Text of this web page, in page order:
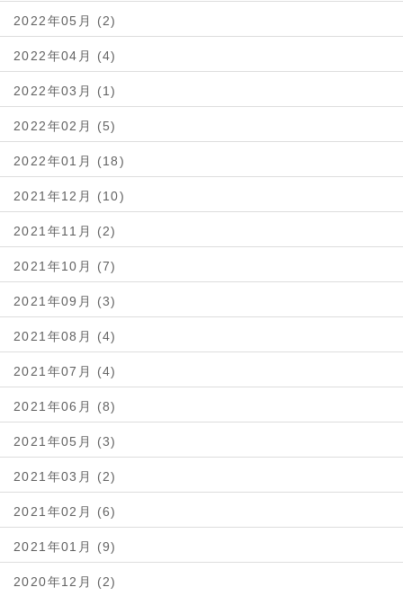
2022年05月 (2)
2022年04月 (4)
2022年03月 (1)
2022年02月 (5)
2022年01月 (18)
2021年12月 (10)
2021年11月 (2)
2021年10月 (7)
2021年09月 (3)
2021年08月 (4)
2021年07月 (4)
2021年06月 (8)
2021年05月 (3)
2021年03月 (2)
2021年02月 (6)
2021年01月 (9)
2020年12月 (2)